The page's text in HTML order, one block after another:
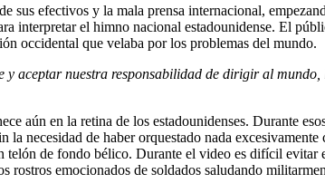
sus efectivos y la mala prensa internacional,
el himno nacional estadounidense. El
occidental que velaba por los problemas del mundo.
y aceptar nuestra responsabilidad de dirigir al
aún en la retina de los estadounidenses. Durante
la necesidad de haber orquestado nada
de fondo bélico. Durante el video es difícil evitar
rostros emocionados de soldados saludando